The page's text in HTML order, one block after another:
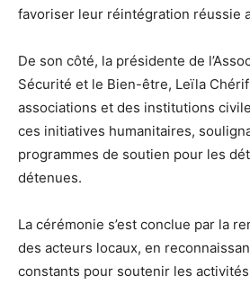
favoriser leur réintégration réussie
De son côté, la présidente de
Sécurité et le Bien-être, Leïla
associations et des institutions
ces initiatives humanitaires,
programmes de soutien pour les
détenues.
La cérémonie s’est conclue par la
des acteurs locaux, en
constants pour soutenir les